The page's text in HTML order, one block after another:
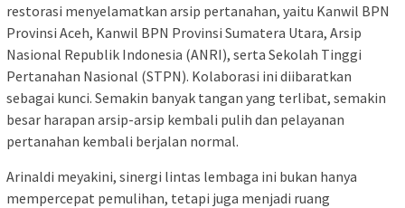
restorasi menyelamatkan arsip pertanahan, yaitu Kanwil BPN
Provinsi Aceh, Kanwil BPN Provinsi Sumatera Utara, Arsip
Nasional Republik Indonesia (ANRI), serta Sekolah Tinggi
Pertanahan Nasional (STPN). Kolaborasi ini diibaratkan
sebagai kunci. Semakin banyak tangan yang terlibat, semakin
besar harapan arsip-arsip kembali pulih dan pelayanan
pertanahan kembali berjalan normal.
Arinaldi meyakini, sinergi lintas lembaga ini bukan hanya
mempercepat pemulihan, tetapi juga menjadi ruang